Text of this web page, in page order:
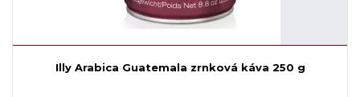
Illy Arabica Guatemala zrnková káva 250 g